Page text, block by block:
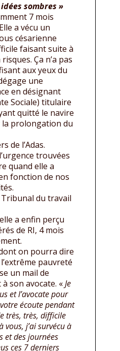
sombres »
7 mois
a vécu un
césarienne
faisant suite à
Ça n’a pas
aux yeux du
une
en désignant
Sociale) titulaire
quitté le navire
prolongation du
de l’Adas.
trouvées
quand elle a
fonction de nos
du travail
a enfin perçu
de RI, 4 mois
on pourra dire
pauvreté
un mail de
son avocate. «Je
et l’avocate pour
écoute pendant
très, très, difficile
vous, j’ai survécu à
et des journées
ces 7 derniers